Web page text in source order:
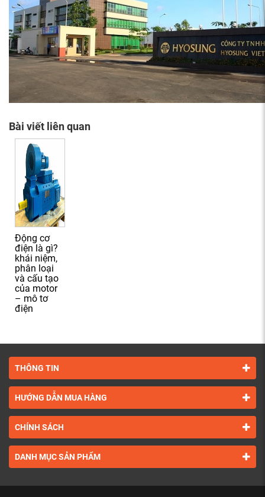
Bài viết liên quan
Động cơ
điện là gì?
khái niệm,
phân loại
và cấu tạo
của motor
– mô tơ
điện
THÔNG TIN
HƯỚNG DẪN MUA HÀNG
CHÍNH SÁCH
DANH MỤC SẢN PHẨM